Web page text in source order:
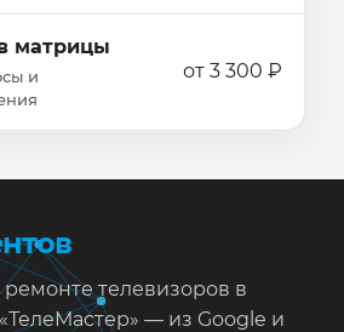
матрицы
и
от 3 300 ₽
телевизоров в
— из Google и